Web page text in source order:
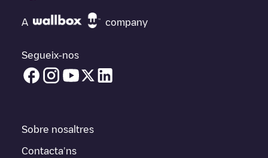
A company
Segueix-nos
Sobre nosaltres
Contacta'ns